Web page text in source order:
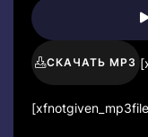
СКАЧАТЬ MP3